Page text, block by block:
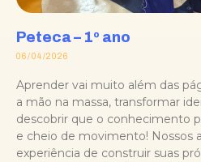
Peteca – 1º ano
06/04/2026
Aprender vai muito além das
a mão na massa, transformar
descobrir que o conhecimento
e cheio de movimento! Nossos
experiência de construir suas